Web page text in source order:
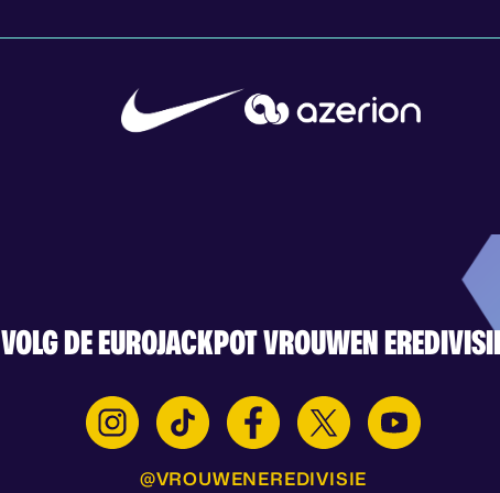
VOLG DE EUROJACKPOT VROUWEN
@VROUWENEREDIVISIE